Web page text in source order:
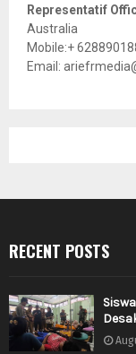
Representatif
Australia
Mobile:+
Email:
RECENT POSTS